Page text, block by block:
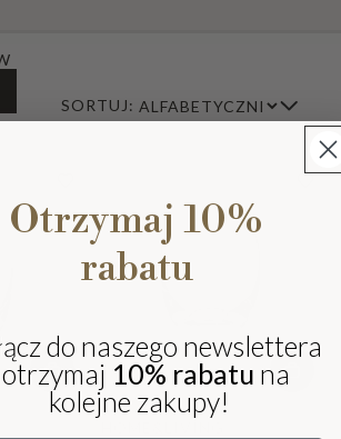
SORTUJ:
Otrzymaj 10%
rabatu
do naszego newslettera
10% rabatu na
kolejne zakupy!